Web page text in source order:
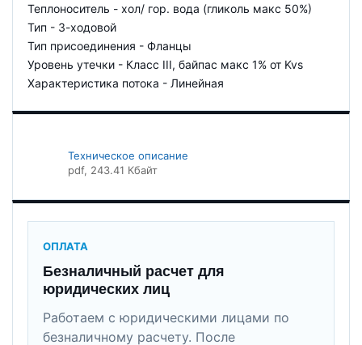
Теплоноситель - хол/ гор. вода (гликоль макс 50%)
Тип - 3-ходовой
Тип присоединения - Фланцы
Уровень утечки - Класс III, байпас макс 1% от Kvs
Характеристика потока - Линейная
Техническое описание
pdf, 243.41 Кбайт
ОПЛАТА
Безналичный расчет для
юридических лиц
Работаем с юридическими лицами по
безналичному расчету. После